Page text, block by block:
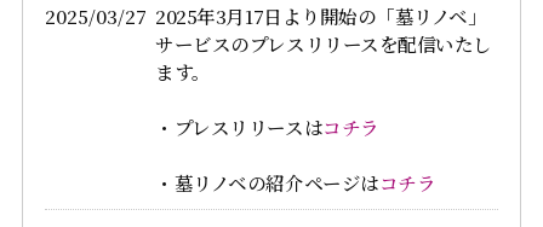
2025/03/27 2025年3月17日より開始の「墓リノベ」
サービスのプレスリリースを配信いたし
ます。
・プレスリリースはコチラ
・墓リノベの紹介ページはコチラ